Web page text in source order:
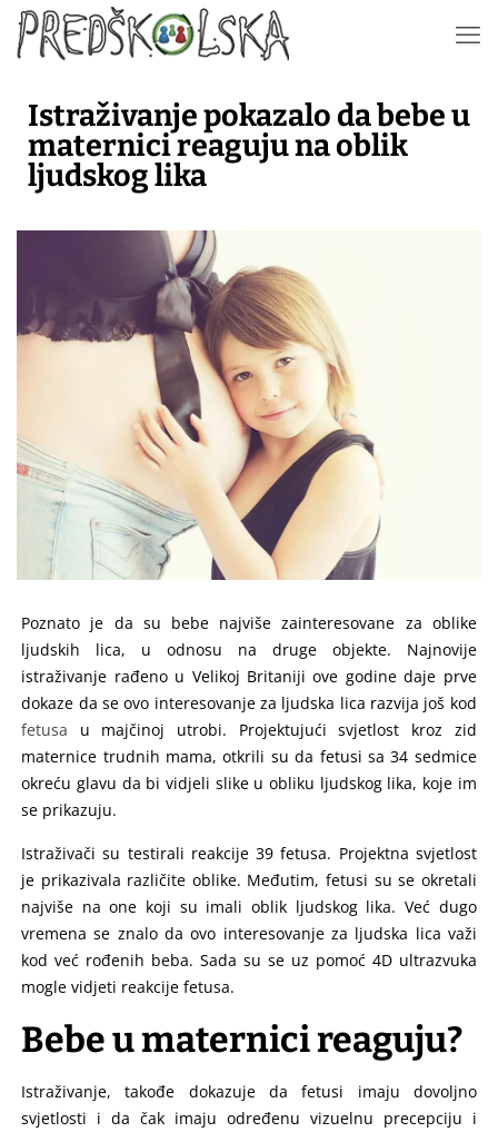
Istraživanje pokazalo da bebe u
maternici reaguju na oblik
ljudskog lika
Poznato je da su bebe najviše zainteresovane za oblike
ljudskih lica, u odnosu na druge objekte. Najnovije
istraživanje rađeno u Velikoj Britaniji ove godine daje prve
dokaze da se ovo interesovanje za ljudska lica razvija još kod
fetusa u majčinoj utrobi. Projektujući svjetlost kroz zid
maternice trudnih mama, otkrili su da fetusi sa 34 sedmice
okreću glavu da bi vidjeli slike u obliku ljudskog lika, koje im
se prikazuju.
Istraživači su testirali reakcije 39 fetusa. Projektna svjetlost
je prikazivala različite oblike. Međutim, fetusi su se okretali
najviše na one koji su imali oblik ljudskog lika. Već dugo
vremena se znalo da ovo interesovanje za ljudska lica važi
kod već rođenih beba. Sada su se uz pomoć 4D ultrazvuka
mogle vidjeti reakcije fetusa.
Bebe u maternici reaguju?
Istraživanje, takođe dokazuje da fetusi imaju dovoljno
svjetlosti i da čak imaju određenu vizuelnu precepciju i